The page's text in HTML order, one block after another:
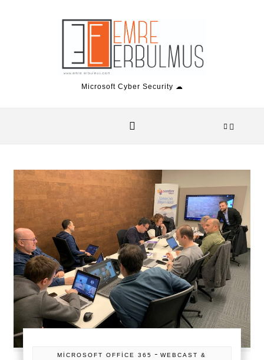
Microsoft Cyber Security ☁
MİCROSOFT OFFİCE 365 -WEBCAST &